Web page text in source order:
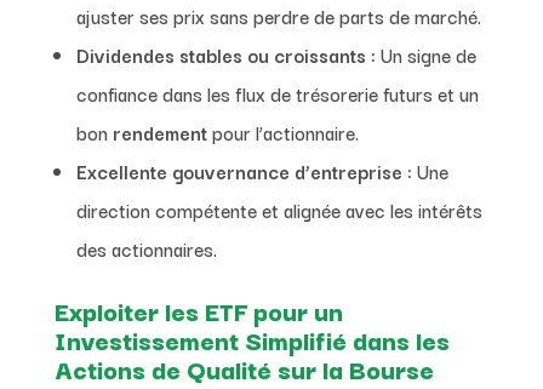
ajuster ses prix sans perdre de parts de marché.
Dividendes stables ou croissants : Un signe de
confiance dans les flux de trésorerie futurs et un
bon rendementpour l’actionnaire.
Excellente gouvernance d’entreprise : Une
direction compétente et alignée avec les intérêts
des actionnaires.
Exploiter les ETF pour un
Investissement Simplifié dans les
Actions de Qualité sur la Bourse